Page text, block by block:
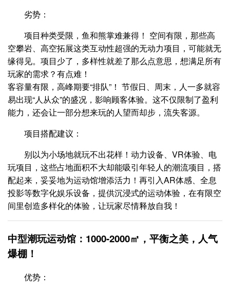
劣势：
项目种类受限，鱼和熊掌难兼得！ 空间有限，那些高
空攀岩、高空拓展这类互动性超强的无动力项目，可能就无
缘得见。项目少了，多样性就差了那么点意思，想满足所有
玩家的需求？有点难！
客容量有限，高峰期要“排队”！ 节假日、周末，人一多就容
易出现“人从众”的盛况，影响顾客体验。这不仅限制了盈利
能力，还会让一部分想来玩的人望而却步，流失客源。
项目搭配建议：
别以为小场地就玩不出花样！动力设备、VR体验、电
玩项目，这些占地面积不大却能吸引年轻人的潮流项目，搭
配起来，妥妥地为运动馆增添活力！再引入AR体感、全息
投影等数字化娱乐设备，提供沉浸式的运动体验，在有限空
间里创造多样化的体验，让玩家尽情释放自我！
中型潮玩运动馆：1000-2000㎡，平衡之美，人气
爆棚！
优势：